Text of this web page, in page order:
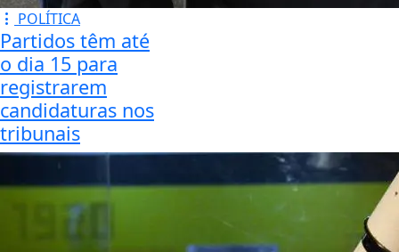
POLÍTICA
Partidos têm até
o dia 15 para
registrarem
candidaturas nos
tribunais